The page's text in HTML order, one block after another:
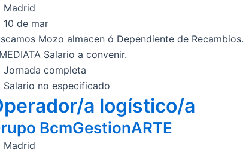
Madrid
10 de mar
Mozo almacen ó Dependiente de Recambios.
Salario a convenir.
Jornada completa
Salario no especificado
a logístico/a
BcmGestionARTE
Madrid